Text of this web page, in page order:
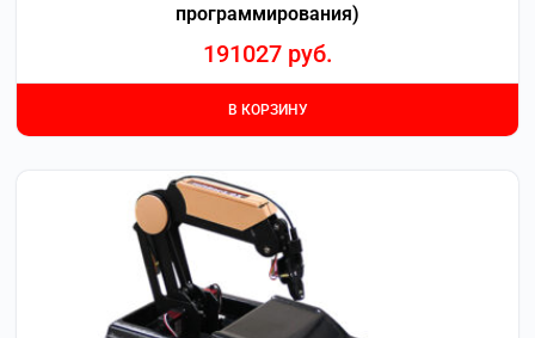
программирования)
191027 руб.
В КОРЗИНУ